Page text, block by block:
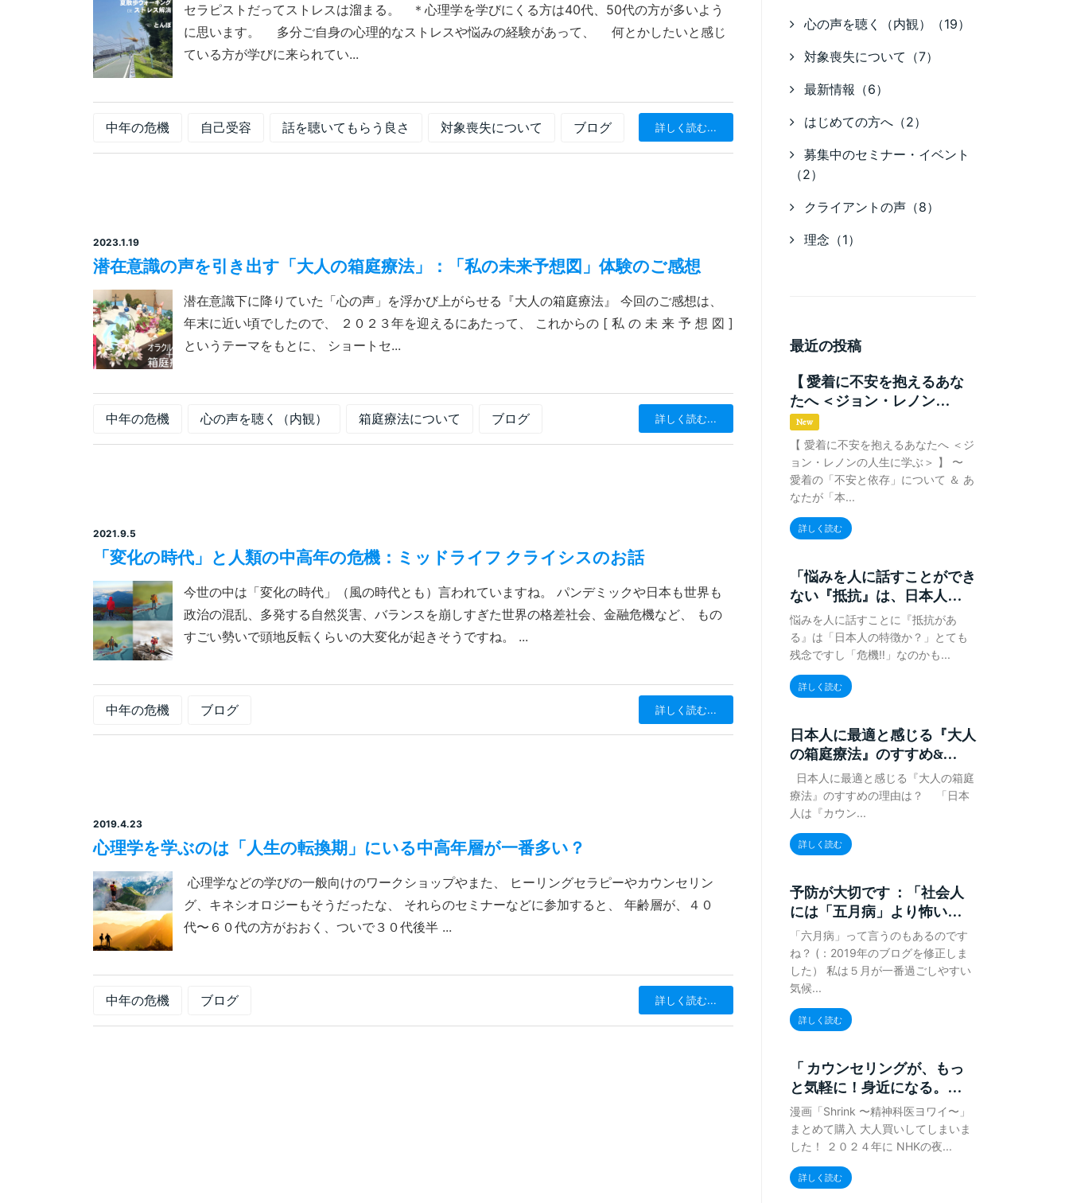
セラピストだってストレスは溜まる。 ＊心理学を学びにくる方は40代、50代の方が多いよう
に思います。 多分ご自身の心理的なストレスや悩みの経験があって、 何とかしたいと感じ
ている方が学びに来られてい...
中年の危機 自己受容 話を聴いてもらう良さ 対象喪失について ブログ 詳しく読む...
2023.1.19
潜在意識の声を引き出す「大人の箱庭療法」：「私の未来予想図」体験のご感想
潜在意識下に降りていた「心の声」を浮かび上がらせる『大人の箱庭療法』 今回のご感想は、
年末に近い頃でしたので、 ２０２３年を迎えるにあたって、 これからの [ 私 の 未 来 予 想 図 ]
というテーマをもとに、 ショートセ...
中年の危機 心の声を聴く（内観） 箱庭療法について ブログ 詳しく読む...
2021.9.5
「変化の時代」と人類の中高年の危機：ミッドライフ クライシスのお話
今世の中は「変化の時代」（風の時代とも）言われていますね。 パンデミックや日本も世界も
政治の混乱、多発する自然災害、バランスを崩しすぎた世界の格差社会、金融危機など、 もの
すごい勢いで頭地反転くらいの大変化が起きそうですね。 ...
中年の危機 ブログ 詳しく読む...
2019.4.23
心理学を学ぶのは「人生の転換期」にいる中高年層が一番多い？
心理学などの学びの一般向けのワークショップやまた、 ヒーリングセラピーやカウンセリン
グ、キネシオロジーもそうだったな、 それらのセミナーなどに参加すると、 年齢層が、４０
代〜６０代の方がおおく、ついで３０代後半 ...
中年の危機 ブログ 詳しく読む...
心の声を聴く（内観）（19）
対象喪失について（7）
最新情報（6）
はじめての方へ（2）
募集中のセミナー・イベント
（2）
クライアントの声（8）
理念（1）
最近の投稿
【 愛着に不安を抱えるあな
たへ ＜ジョン・レノン...
New
【 愛着に不安を抱えるあなたへ ＜ジ
ョン・レノンの人生に学ぶ＞ 】 〜
愛着の「不安と依存」について ＆ あ
なたが「本...
詳しく読む
「悩みを人に話すことができ
ない『抵抗』は、日本人...
悩みを人に話すことに『抵抗があ
る』は「日本人の特徴か？」とても
残念ですし「危機‼️」なのかも...
詳しく読む
日本人に最適と感じる『大人
の箱庭療法』のすすめ&...
日本人に最適と感じる『大人の箱庭
療法』のすすめの理由は？ 「日本
人は『カウン...
詳しく読む
予防が大切です ：「社会人
には「五月病」より怖い...
「六月病」って言うのもあるのです
ね？ (：2019年のブログを修正しま
した） 私は５月が一番過ごしやすい
気候...
詳しく読む
「 カウンセリングが、もっ
と気軽に！身近になる。...
漫画「Shrink 〜精神科医ヨワイ〜」
まとめて購入 大人買いしてしまいま
した！ ２０２４年に NHKの夜...
詳しく読む